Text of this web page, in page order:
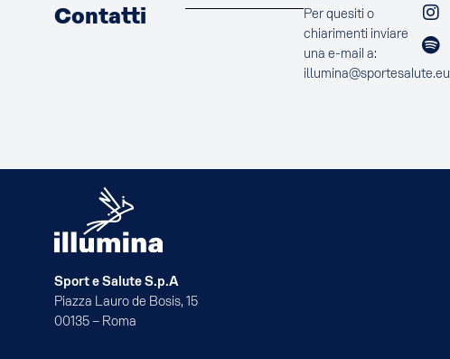
Contatti
Per quesiti o
chiarimenti inviare
una e-mail a:
illumina@sportesalute.eu
Sport e Salute S.p.A
Piazza Lauro de Bosis, 15
00135 – Roma